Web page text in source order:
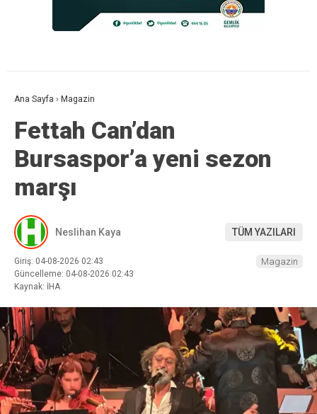
Ana Sayfa › Magazin
Fettah Can’dan
Bursaspor’a yeni sezon
marşı
Neslihan Kaya TÜM YAZILARI
Giriş: 04-08-2026 02:43
Güncelleme: 04-08-2026 02:43
Kaynak: İHA
Magazin